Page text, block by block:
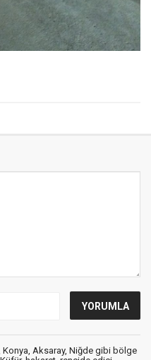
Konya, Aksaray, Niğde gibi bölge